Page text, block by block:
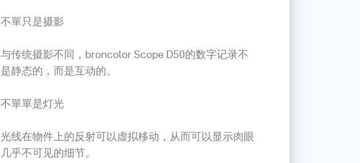
不單只是摄影
与传统摄影不同，broncolor Scope D50的数字记录不
是静态的，而是互动的。
不單單是灯光
光线在物件上的反射可以虚拟移动，从而可以显示肉眼
几乎不可见的细节。